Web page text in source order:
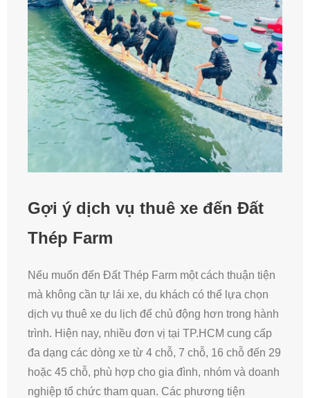
Gợi ý dịch vụ thuê xe đến Đất
Thép Farm
Nếu muốn đến Đất Thép Farm một cách thuận tiện
mà không cần tự lái xe, du khách có thể lựa chọn
dịch vụ thuê xe du lịch để chủ động hơn trong hành
trình. Hiện nay, nhiều đơn vị tại TP.HCM cung cấp
đa dạng các dòng xe từ 4 chỗ, 7 chỗ, 16 chỗ đến 29
hoặc 45 chỗ, phù hợp cho gia đình, nhóm và doanh
nghiệp tổ chức tham quan. Các phương tiện